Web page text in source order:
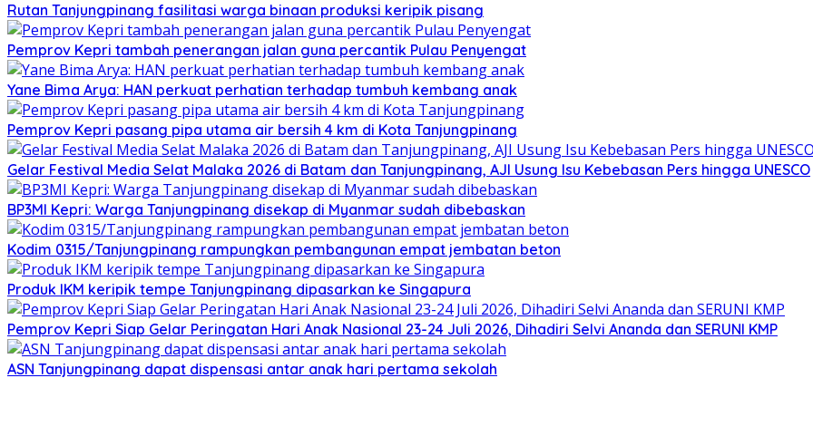
Rutan Tanjungpinang fasilitasi warga binaan produksi keripik pisang
Pemprov Kepri tambah penerangan jalan guna percantik Pulau Penyengat
Yane Bima Arya: HAN perkuat perhatian terhadap tumbuh kembang anak
Pemprov Kepri pasang pipa utama air bersih 4 km di Kota Tanjungpinang
Gelar Festival Media Selat Malaka 2026 di Batam dan Tanjungpinang, AJI Usung Isu Kebebasan Pers hingga UNESCO
BP3MI Kepri: Warga Tanjungpinang disekap di Myanmar sudah dibebaskan
Kodim 0315/Tanjungpinang rampungkan pembangunan empat jembatan beton
Produk IKM keripik tempe Tanjungpinang dipasarkan ke Singapura
Pemprov Kepri Siap Gelar Peringatan Hari Anak Nasional 23-24 Juli 2026, Dihadiri Selvi Ananda dan SERUNI KMP
ASN Tanjungpinang dapat dispensasi antar anak hari pertama sekolah